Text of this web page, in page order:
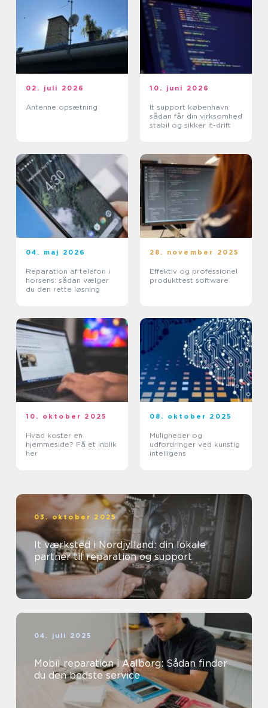
02. juli 2026
Antenne opsætning
10. juni 2026
It support københavn
sådan får din virksomhed
stabil og sikker it-drift
04. maj 2026
Reparation af telefon i
horsens: sådan vælger
du den rette løsning
28. november 2025
Effektiv og professionel
produkttest software
10. oktober 2025
Hvad koster en
hjemmeside? Få et inblik
her
08. oktober 2025
Muligheder og
udfordringer ved kunstig
intelligens
03. oktober 2025
It værksted i Nordjylland: din lokale
partner til reparation og support
04. juli 2025
Mobil reparation i Aalborg: Sådan finder
du den bedste service